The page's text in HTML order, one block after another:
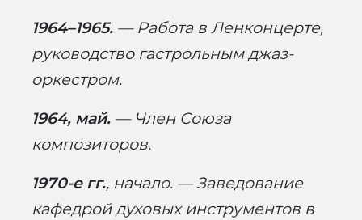
1964–1965. — Работа в Ленконцерте,
руководство гастрольным джаз-
оркестром.
1964, май. — Член Союза
композиторов.
1970-е гг., начало. — Заведование
кафедрой духовых инструментов в